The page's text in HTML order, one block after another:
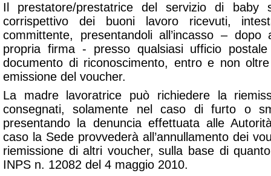
Il prestatore/prestatrice del servizio di baby
corrispettivo dei buoni lavoro ricevuti,
committente, presentandoli all’incasso –
propria firma - presso qualsiasi ufficio
documento di riconoscimento, entro e non
emissione del voucher.
La madre lavoratrice può richiedere la
consegnati, solamente nel caso di furto o
presentando la denuncia effettuata alle
caso la Sede provvederà all’annullamento dei
riemissione di altri voucher, sulla base di
INPS n. 12082 del 4 maggio 2010.